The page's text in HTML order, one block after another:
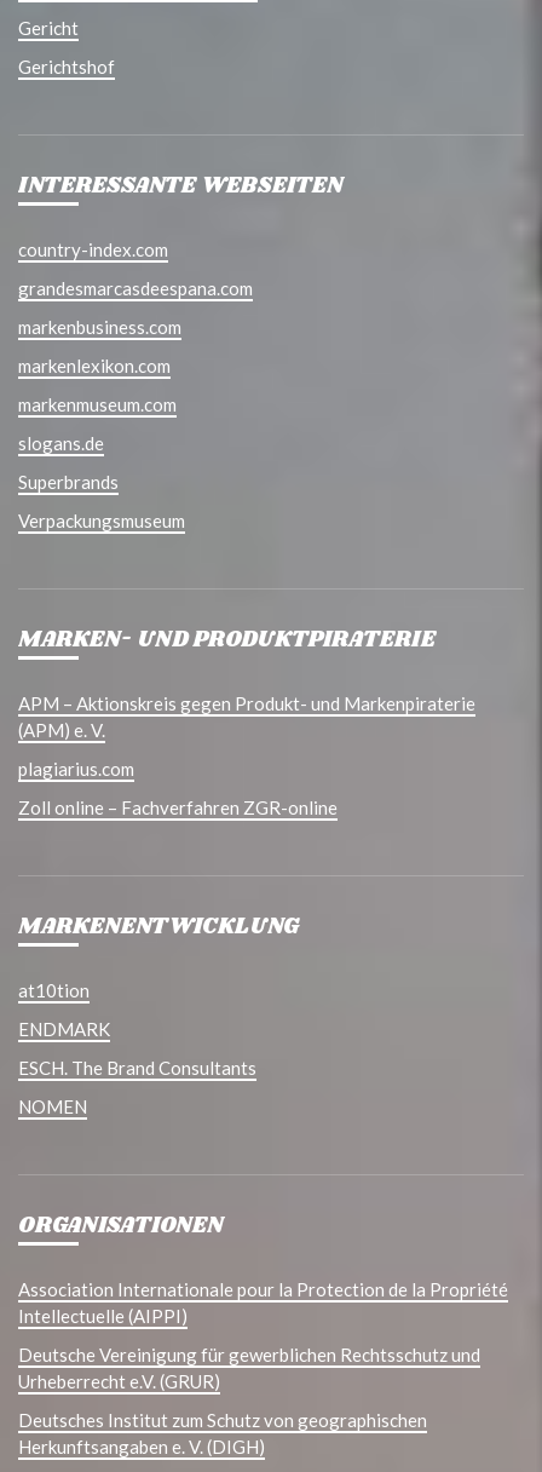
Gericht
Gerichtshof
INTERESSANTE WEBSEITEN
country-index.com
grandesmarcasdeespana.com
markenbusiness.com
markenlexikon.com
markenmuseum.com
slogans.de
Superbrands
Verpackungsmuseum
MARKEN- UND PRODUKTPIRATERIE
APM – Aktionskreis gegen Produkt- und Markenpiraterie
(APM) e. V.
plagiarius.com
Zoll online – Fachverfahren ZGR-online
MARKENENTWICKLUNG
at10tion
ENDMARK
ESCH. The Brand Consultants
NOMEN
ORGANISATIONEN
Association Internationale pour la Protection de la Propriété
Intellectuelle (AIPPI)
Deutsche Vereinigung für gewerblichen Rechtsschutz und
Urheberrecht e.V. (GRUR)
Deutsches Institut zum Schutz von geographischen
Herkunftsangaben e. V. (DIGH)